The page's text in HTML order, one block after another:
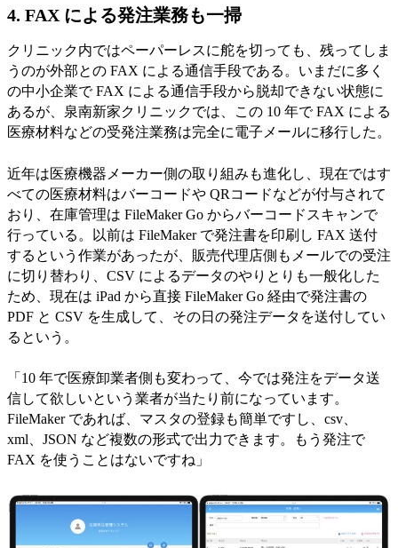
4. FAX による発注業務も一掃
クリニック内ではペーパーレスに舵を切っても、残ってしま
うのが外部との FAX による通信手段である。いまだに多く
の中小企業で FAX による通信手段から脱却できない状態に
あるが、泉南新家クリニックでは、この 10 年で FAX による
医療材料などの受発注業務は完全に電子メールに移行した。
近年は医療機器メーカー側の取り組みも進化し、現在ではす
べての医療材料はバーコードや QRコードなどが付与されて
おり、在庫管理は FileMaker Go からバーコードスキャンで
行っている。以前は FileMaker で発注書を印刷し FAX 送付
するという作業があったが、販売代理店側もメールでの受注
に切り替わり、CSV によるデータのやりとりも一般化した
ため、現在は iPad から直接 FileMaker Go 経由で発注書の
PDF と CSV を生成して、その日の発注データを送付してい
るという。
「10 年で医療卸業者側も変わって、今では発注をデータ送
信して欲しいという業者が当たり前になっています。
FileMaker であれば、マスタの登録も簡単ですし、csv、
xml、JSON など複数の形式で出力できます。もう発注で
FAX を使うことはないですね」